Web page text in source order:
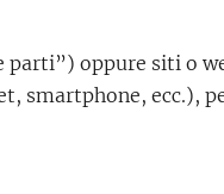
oppure siti o
ecc.),